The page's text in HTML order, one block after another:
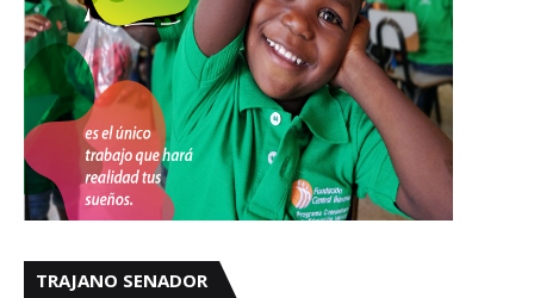
TRAJANO SENADOR